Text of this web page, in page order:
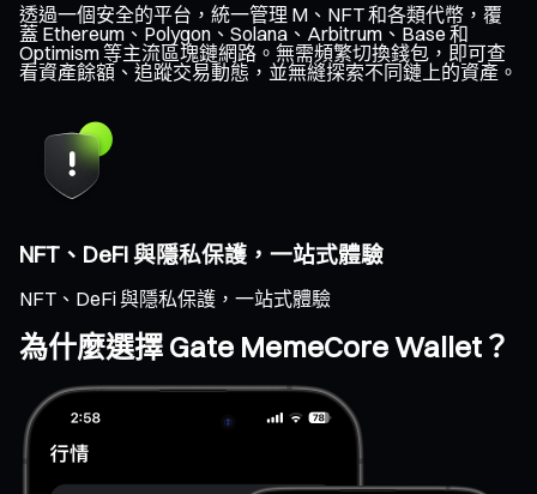
透過一個安全的平台，統一管理 M、NFT 和各類代幣，覆
蓋 Ethereum、Polygon、Solana、Arbitrum、Base 和
Optimism 等主流區塊鏈網路。無需頻繁切換錢包，即可查
看資產餘額、追蹤交易動態，並無縫探索不同鏈上的資產。
NFT、DeFi 與隱私保護，一站式體驗
NFT、DeFi 與隱私保護，一站式體驗
為什麼選擇 Gate MemeCore Wallet？